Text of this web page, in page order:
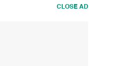
CLOSE AD